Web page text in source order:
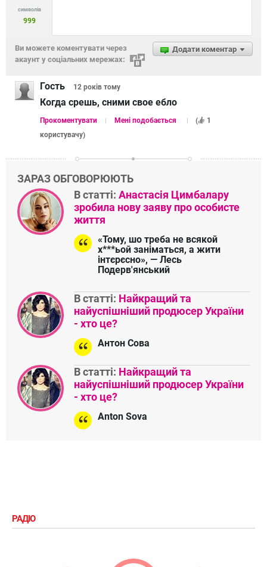
символів
999
Додати коментар
Ви можете коментувати через
акаунт у соціальних мережах:
Гость 12 років тому
Когда срешь, сними свое ебло
Прокоментувати Мені подобається (
1
користувачу)
ЗАРАЗ ОБГОВОРЮЮТЬ
В статті: Анастасія Цимбалару
зробила нову заяву про особисте
життя
«Тому, шо треба не всякой
х***ьой заніматься, а жити
інтєрєсно», — Лесь
Подерв'янський
В статті: Найкращий та
найуспішніший продюсер України
- хто це?
Антон Сова
В статті: Найкращий та
найуспішніший продюсер України
- хто це?
Anton Sova
РАДІО